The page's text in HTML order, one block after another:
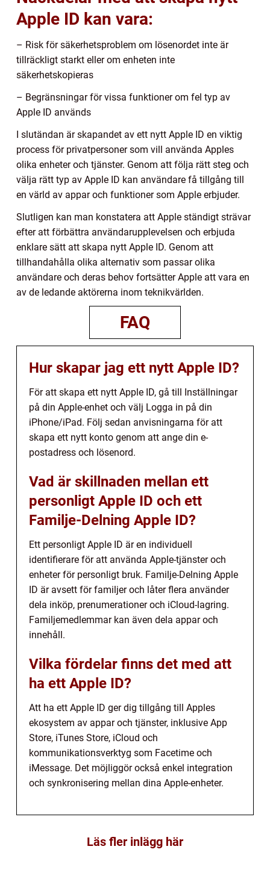
Apple ID kan vara:
– Risk för säkerhetsproblem om lösenordet inte är
tillräckligt starkt eller om enheten inte
säkerhetskopieras
– Begränsningar för vissa funktioner om fel typ av
Apple ID används
I slutändan är skapandet av ett nytt Apple ID en viktig
process för privatpersoner som vill använda Apples
olika enheter och tjänster. Genom att följa rätt steg och
välja rätt typ av Apple ID kan användare få tillgång till
en värld av appar och funktioner som Apple erbjuder.
Slutligen kan man konstatera att Apple ständigt strävar
efter att förbättra användarupplevelsen och erbjuda
enklare sätt att skapa nytt Apple ID. Genom att
tillhandahålla olika alternativ som passar olika
användare och deras behov fortsätter Apple att vara en
av de ledande aktörerna inom teknikvärlden.
FAQ
Hur skapar jag ett nytt Apple ID?
För att skapa ett nytt Apple ID, gå till Inställningar
på din Apple-enhet och välj Logga in på din
iPhone/iPad. Följ sedan anvisningarna för att
skapa ett nytt konto genom att ange din e-
postadress och lösenord.
Vad är skillnaden mellan ett
personligt Apple ID och ett
Familje-Delning Apple ID?
Ett personligt Apple ID är en individuell
identifierare för att använda Apple-tjänster och
enheter för personligt bruk. Familje-Delning Apple
ID är avsett för familjer och låter flera använder
dela inköp, prenumerationer och iCloud-lagring.
Familjemedlemmar kan även dela appar och
innehåll.
Vilka fördelar finns det med att
ha ett Apple ID?
Att ha ett Apple ID ger dig tillgång till Apples
ekosystem av appar och tjänster, inklusive App
Store, iTunes Store, iCloud och
kommunikationsverktyg som Facetime och
iMessage. Det möjliggör också enkel integration
och synkronisering mellan dina Apple-enheter.
Läs fler inlägg här